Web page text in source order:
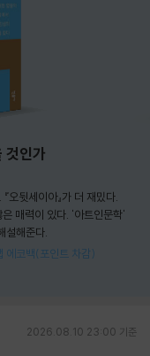
것인가
은 매력이 있다. '아트인문학'
설해준다.
에코백(포인트 차감)
2026.08.10 23:00 기준